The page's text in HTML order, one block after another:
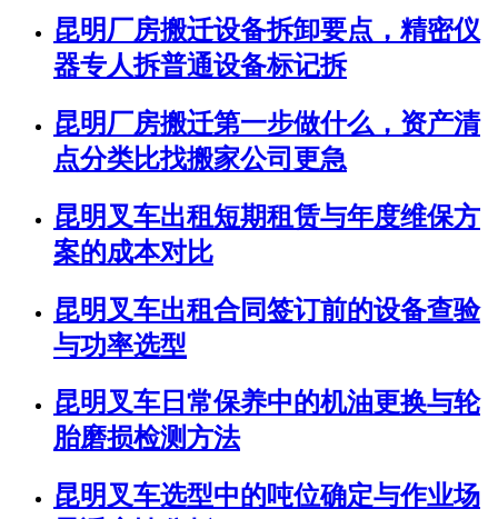
昆明厂房搬迁设备拆卸要点，精密仪
器专人拆普通设备标记拆
昆明厂房搬迁第一步做什么，资产清
点分类比找搬家公司更急
昆明叉车出租短期租赁与年度维保方
案的成本对比
昆明叉车出租合同签订前的设备查验
与功率选型
昆明叉车日常保养中的机油更换与轮
胎磨损检测方法
昆明叉车选型中的吨位确定与作业场